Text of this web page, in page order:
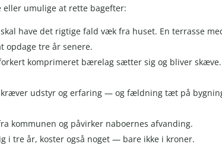
umulige at rette bagefter:
have det rigtige fald væk fra huset. En terrasse
opdage tre år senere.
komprimeret bærelag sætter sig og bliver
udstyr og erfaring — og fældning tæt på
kommunen og påvirker naboernes afvanding.
i tre år, koster også noget — bare ikke i kroner.